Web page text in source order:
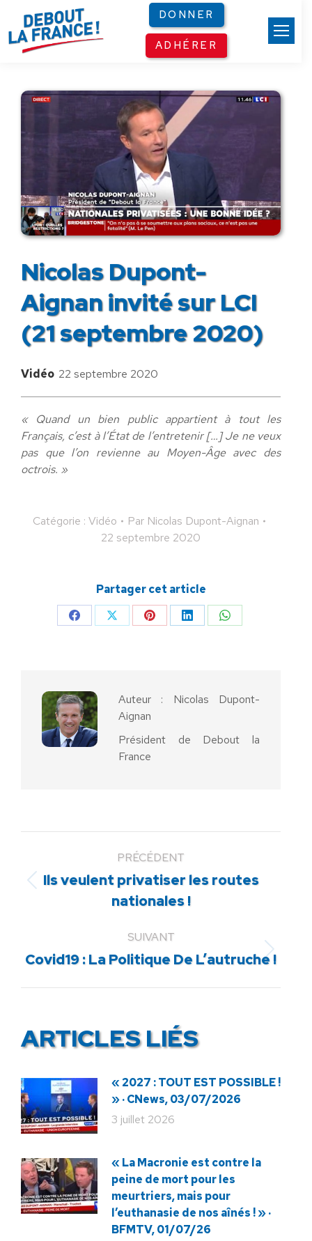
DONNER
ADHÉRER
Nicolas Dupont-
Aignan invité sur LCI
(21 septembre 2020)
Vidéo 22 septembre 2020
« Quand un bien public appartient à tout les
Français, c’est à l’État de l’entretenir […] Je ne veux
pas que l’on revienne au Moyen-Âge avec des
octrois. »
Catégorie : Vidéo Par Nicolas Dupont-Aignan
22 septembre 2020
Partager cet article
PartagerPartagerPartagerPartagerPartager
Auteur : Nicolas Dupont-
Aignan
Président de Debout la
France
PRÉCÉDENT
Article
précédent
Ils veulent privatiser les routes
nationales !
SUIVANT
Article
:
Covid19 : La Politique De L’autruche !
ARTICLES LIÉS
« 2027 : TOUT EST POSSIBLE !
» · CNews, 03/07/2026
3 juillet 2026
« La Macronie est contre la
peine de mort pour les
meurtriers, mais pour
l’euthanasie de nos aînés ! » ·
BFMTV, 01/07/26
Panneau de gestion des cookies